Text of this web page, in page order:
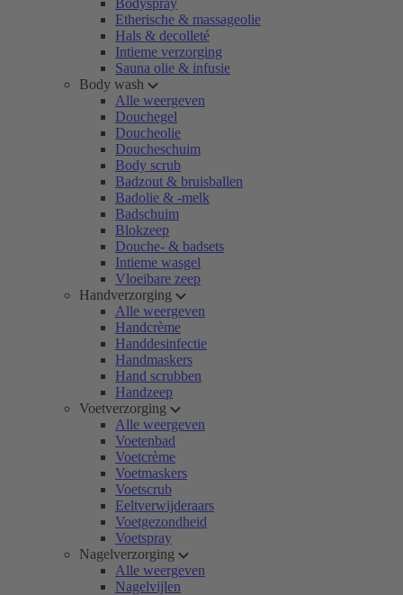
Bodyspray
Etherische & massageolie
Hals & decolleté
Intieme verzorging
Sauna olie & infusie
Body wash
Alle weergeven
Douchegel
Doucheolie
Doucheschuim
Body scrub
Badzout & bruisballen
Badolie & -melk
Badschuim
Blokzeep
Douche- & badsets
Intieme wasgel
Vloeibare zeep
Handverzorging
Alle weergeven
Handcrème
Handdesinfectie
Handmaskers
Hand scrubben
Handzeep
Voetverzorging
Alle weergeven
Voetenbad
Voetcrème
Voetmaskers
Voetscrub
Eeltverwijderaars
Voetgezondheid
Voetspray
Nagelverzorging
Alle weergeven
Nagelvijlen